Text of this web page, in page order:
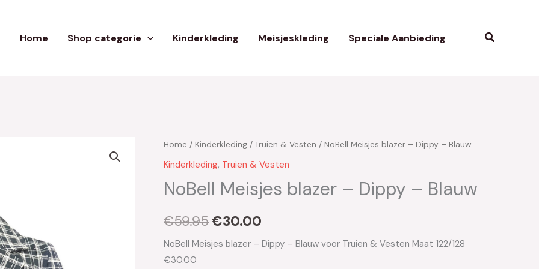
Home Shop categorie Kinderkleding Meisjeskleding Speciale Aanbieding Zoeken
Home / Kinderkleding / Truien & Vesten / NoBell Meisjes blazer – Dippy – Blauw
Kinderkleding, Truien & Vesten
NoBell Meisjes blazer – Dippy – Blauw
€59.95
Oorspronkelijke
prijs
was:
€59.95.
€30.00
Huidige
prijs
is:
NoBell Meisjes blazer – Dippy – Blauw voor Truien & Vesten Maat 122/128
€30.00